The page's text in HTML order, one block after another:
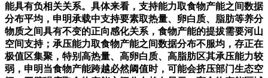
能具有负相关关系。具体来看，支持能力取食物产能之间数据
分布平均，申明承载中支持要素取热量、卵白质、脂肪等养分
物质之间具有不变的正向感化关系，食物产能的提拔需要河山
空间支持；承压能力取食物产能之间数据分布不服均，存正在
极值区集聚，特别高热量、高卵白质、高脂肪区其承压能力较
弱，申明当食物产能跨越必然阈值时，可能会挤压部门生态空